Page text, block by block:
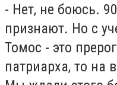
- Нет, не боюсь.
признают. Но с
Томос - это
патриарха, то на